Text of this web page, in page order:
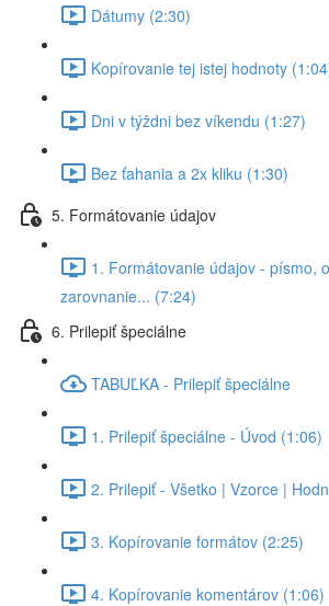
Dátumy (2:30)
Kopírovanie tej istej hodnoty
Dni v týždni bez víkendu (1:27)
Bez ťahania a 2x kliku (1:30)
5. Formátovanie údajov
1. Formátovanie údajov - písmo,
zarovnanie... (7:24)
6. Prilepiť špeciálne
TABUĽKA - Prilepiť špeciálne
1. Prilepiť špeciálne - Úvod (1:06)
2. Prilepiť - Všetko | Vzorce |
3. Kopírovanie formátov (2:25)
4. Kopírovanie komentárov (1:06)